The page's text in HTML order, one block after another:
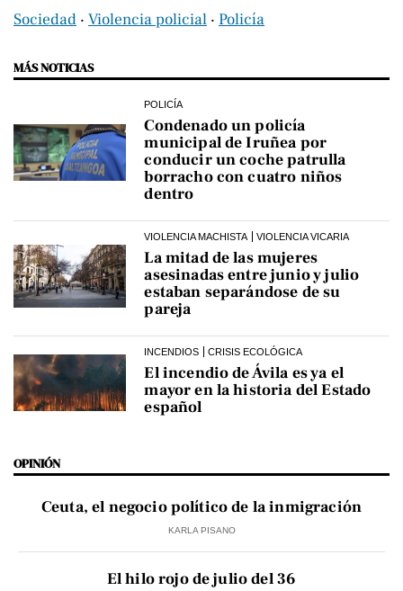
Sociedad ‧ Violencia policial ‧ Policía
MÁS NOTICIAS
POLICÍA
Condenado un policía
municipal de Iruñea por
conducir un coche patrulla
borracho con cuatro niños
dentro
VIOLENCIA MACHISTA VIOLENCIA VICARIA
La mitad de las mujeres
asesinadas entre junio y julio
estaban separándose de su
pareja
INCENDIOS CRISIS ECOLÓGICA
El incendio de Ávila es ya el
mayor en la historia del Estado
español
OPINIÓN
Ceuta, el negocio político de la inmigración
KARLA PISANO
El hilo rojo de julio del 36